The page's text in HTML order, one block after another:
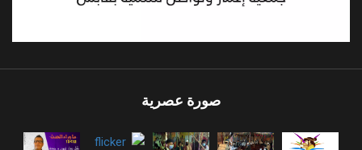
صورة عصرية